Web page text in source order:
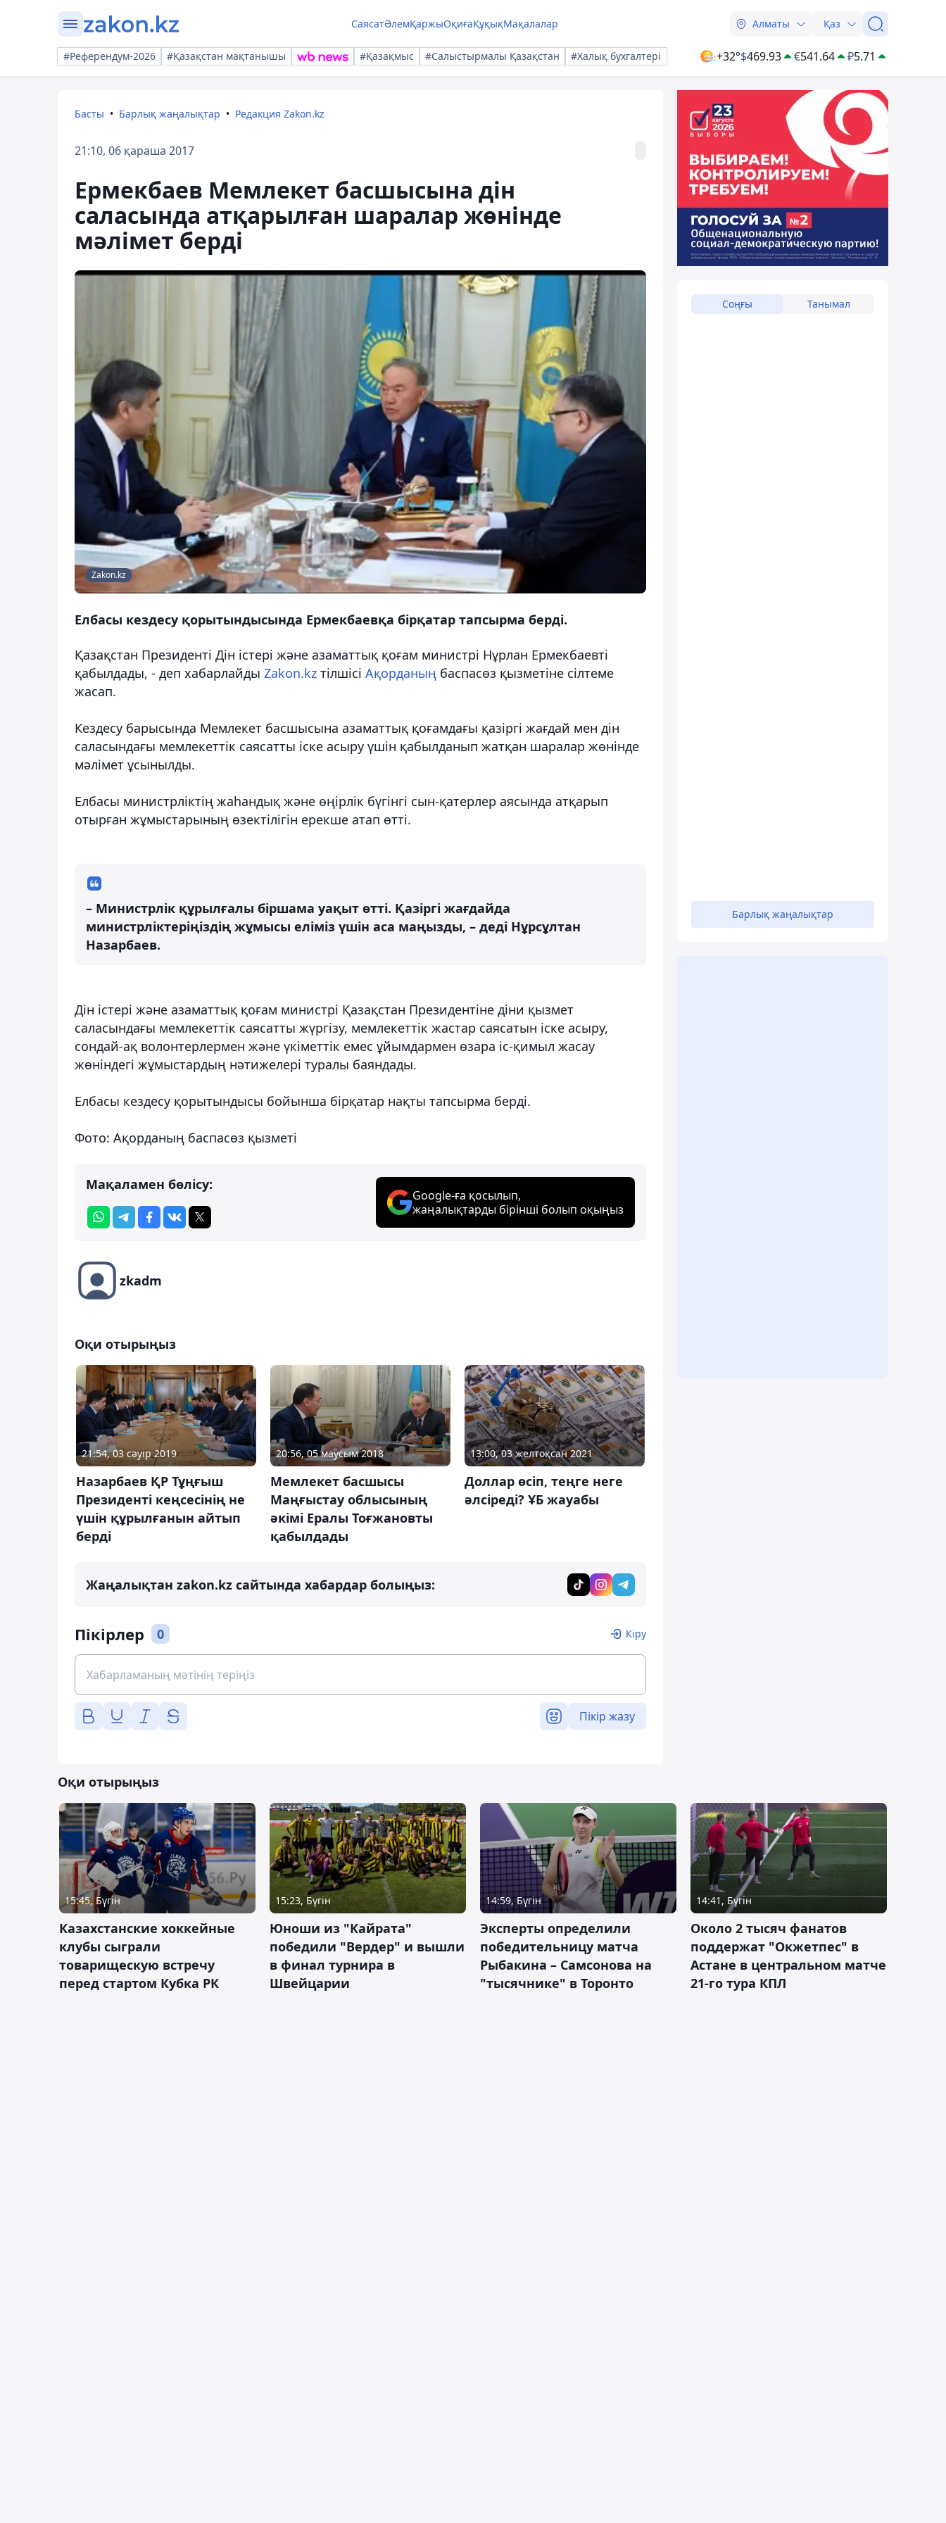
СаясатӘлемҚаржыОқиғаҚұқықМақалалар Алматы Қаз
#Референдум-2026 #Қазақстан мақтанышы #Қазақмыс #Салыстырмалы Қазақстан #Халық бухгалтері +32°$469.93 €541.64 ₽5.71
Басты Барлық жаңалықтар Редакция Zakon.kz
21:10, 06 қараша 2017
Ермекбаев Мемлекет басшысына дін
саласында атқарылған шаралар жөнінде
мәлімет берді
Zakon.kz
Елбасы кездесу қорытындысында Ермекбаевқа бірқатар тапсырма берді.
Қазақстан Президенті Дін істері және азаматтық қоғам министрі Нұрлан Ермекбаевті
қабылдады, - деп хабарлайды Zakon.kz тілшісі Ақорданың баспасөз қызметіне сілтеме
жасап.
Кездесу барысында Мемлекет басшысына азаматтық қоғамдағы қазіргі жағдай мен дін
саласындағы мемлекеттік саясатты іске асыру үшін қабылданып жатқан шаралар жөнінде
мәлімет ұсынылды.
Елбасы министрліктің жаһандық және өңірлік бүгінгі сын-қатерлер аясында атқарып
отырған жұмыстарының өзектілігін ерекше атап өтті.
– Министрлік құрылғалы біршама уақыт өтті. Қазіргі жағдайда
министрліктеріңіздің жұмысы еліміз үшін аса маңызды, – деді Нұрсұлтан
Назарбаев.
Дін істері және азаматтық қоғам министрі Қазақстан Президентіне діни қызмет
саласындағы мемлекеттік саясатты жүргізу, мемлекеттік жастар саясатын іске асыру,
сондай-ақ волонтерлермен және үкіметтік емес ұйымдармен өзара іс-қимыл жасау
жөніндегі жұмыстардың нәтижелері туралы баяндады.
Елбасы кездесу қорытындысы бойынша бірқатар нақты тапсырма берді.
Фото: Ақорданың баспасөз қызметі
Мақаламен бөлісу:
Google-ға қосылып,
жаңалықтарды бірінші болып оқыңыз
zkadm
Оқи отырыңыз
21:54, 03 сәуір 2019
Назарбаев ҚР Тұңғыш
Президенті кеңсесінің не
үшін құрылғанын айтып
берді
20:56, 05 маусым 2018
Мемлекет басшысы
Маңғыстау облысының
әкімі Ералы Тоғжановты
қабылдады
13:00, 03 желтоқсан 2021
Доллар өсіп, теңге неге
әлсіреді? ҰБ жауабы
Жаңалықтан zakon.kz сайтында хабардар болыңыз:
Пікірлер 0 Кіру
Пікір жазу
Соңғы Танымал
Барлық жаңалықтар
Оқи отырыңыз
15:45, Бүгін
Казахстанские хоккейные
клубы сыграли
товарищескую встречу
перед стартом Кубка РК
15:23, Бүгін
Юноши из "Кайрата"
победили "Вердер" и вышли
в финал турнира в
Швейцарии
14:59, Бүгін
Эксперты определили
победительницу матча
Рыбакина – Самсонова на
"тысячнике" в Торонто
14:41, Бүгін
Около 2 тысяч фанатов
поддержат "Окжетпес" в
Астане в центральном матче
21-го тура КПЛ